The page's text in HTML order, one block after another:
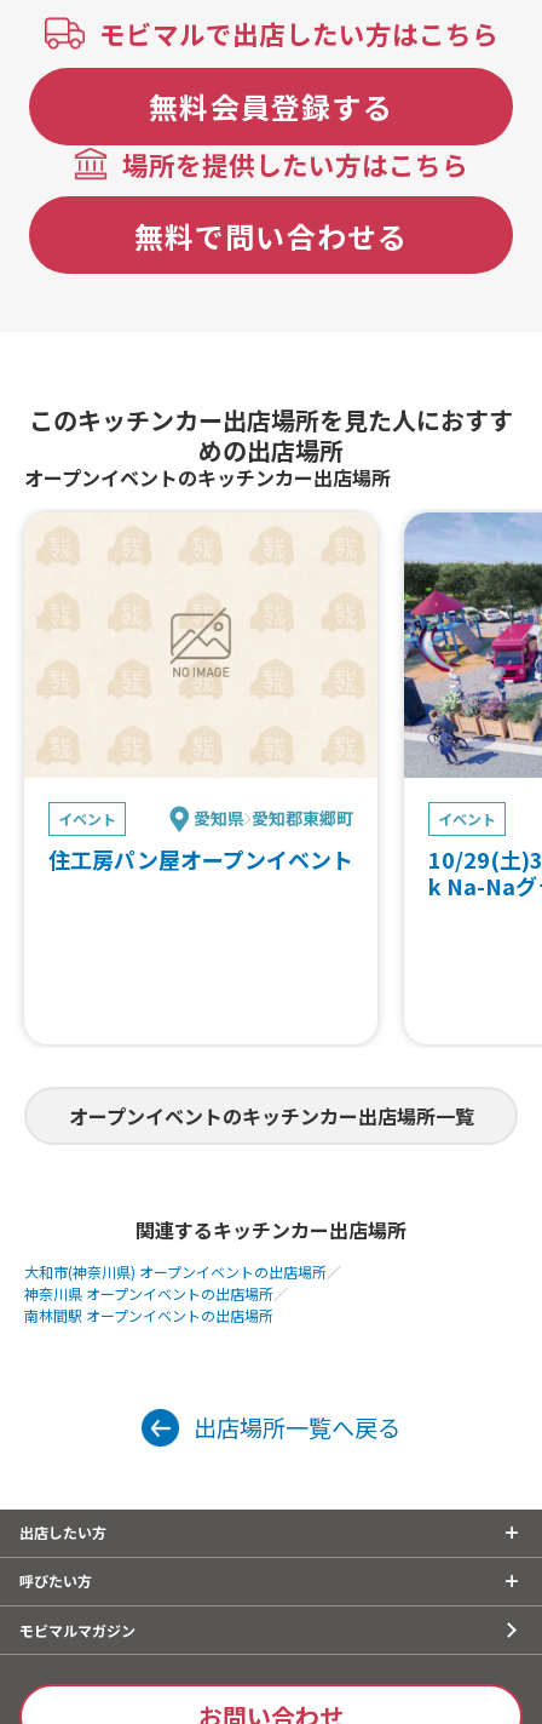
し色ドリンク(全6色)、ソフトドリン
ク、シャカシャカポテト、焼きそば、
トルティーヤ、ゼリー入りかき氷
モビマルで出店したい方はこちら
無料会員登録する
場所を提供したい方はこちら
無料で問い合わせる
このキッチンカー出店場所を見た人におすす
めの出店場所
オープンイベントのキッチンカー出店場所
イベント 愛知県 愛知郡東郷町
住工房パン屋オープンイベント
イベント
10/29(土
k Na-Naグ
オープンイベントのキッチンカー出店場所一覧
関連するキッチンカー出店場所
大和市(神奈川県) オープンイベントの出店場所／
神奈川県 オープンイベントの出店場所／
南林間駅 オープンイベントの出店場所
出店場所一覧へ戻る
出店したい方
呼びたい方
モビマルマガジン
お問い合わせ